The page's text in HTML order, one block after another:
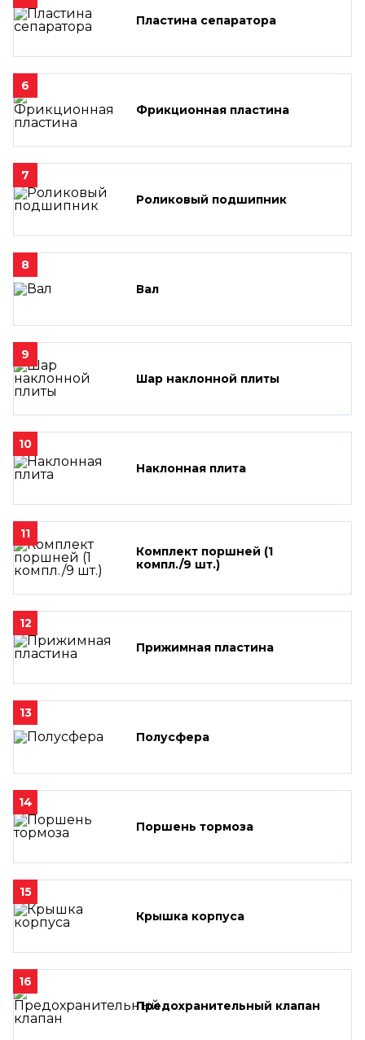
Пластина сепаратора
6
Фрикционная пластина
7
Роликовый подшипник
8
Вал
9
Шар наклонной плиты
10
Наклонная плита
11
Комплект поршней (1
компл./9 шт.)
12
Прижимная пластина
13
Полусфера
14
Поршень тормоза
15
Крышка корпуса
16
Предохранительный клапан